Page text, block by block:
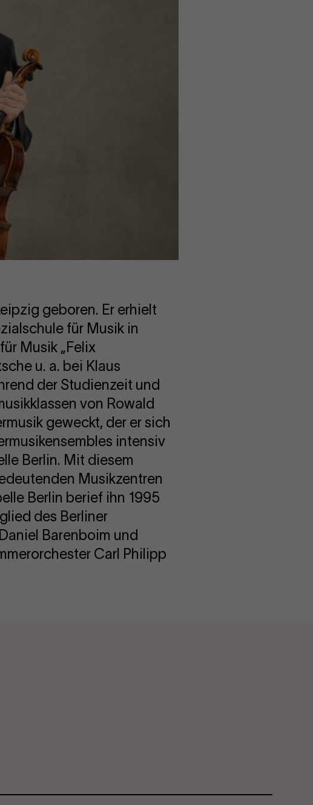
geboren. Er erhielt
für Musik in
Musik „Felix
u. a. bei Klaus
der Studienzeit und
von Rowald
geweckt, der er sich
intensiv
Berlin. Mit diesem
Musikzentren
Berlin berief ihn 1995
des Berliner
Barenboim und
Carl Philipp